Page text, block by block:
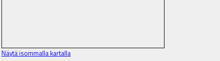
Näytä isommalla kartalla